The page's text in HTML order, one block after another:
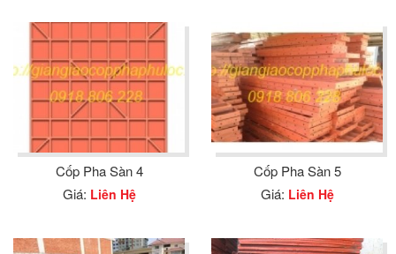
Cốp Pha Sàn 4
Giá: Liên Hệ
Cốp Pha Sàn 5
Giá: Liên Hệ